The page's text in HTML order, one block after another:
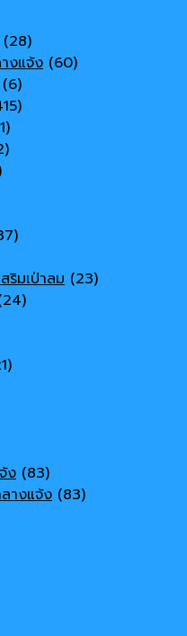
(28)
งแจ้ง (60)
(6)
ริมเป่าลม (23)
ง (83)
างแจ้ง (83)